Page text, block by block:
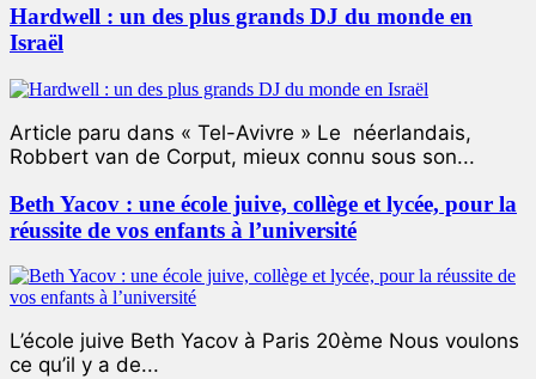
Hardwell : un des plus grands DJ du monde en
Israël
Article paru dans « Tel-Avivre » Le néerlandais,
Robbert van de Corput, mieux connu sous son...
Beth Yacov : une école juive, collège et lycée, pour la
réussite de vos enfants à l’université
L’école juive Beth Yacov à Paris 20ème Nous voulons
ce qu’il y a de...